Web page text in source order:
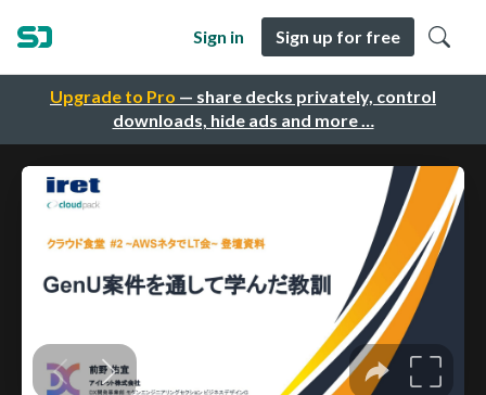
Upgrade to Pro — share decks privately, control
downloads, hide ads and more …
Sign in Sign up for free